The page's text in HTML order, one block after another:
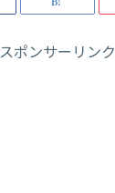
スポンサーリンク